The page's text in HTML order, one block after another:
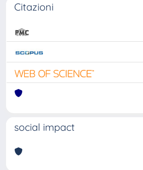
Citazioni
social impact